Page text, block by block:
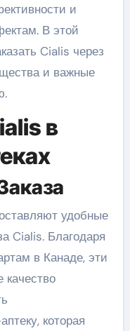
и
В этой
Cialis через
и важные
в
удобные
Cialis. Благодаря
в Канаде, эти
качество
которая